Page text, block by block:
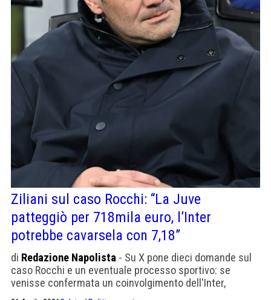
Ziliani sul caso Rocchi: “La Juve
patteggiò per 718mila euro, l’Inter
potrebbe cavarsela con 7,18”
di Redazione Napolista - Su X pone dieci domande sul
caso Rocchi e un eventuale processo sportivo: se
venisse confermata un coinvolgimento dell'Inter,